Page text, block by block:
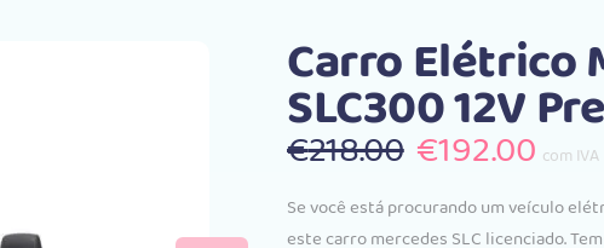
Carro Elétrico
SLC300 12V
€218.00 O
original
€192.00O
com IVA
Se você está procurando um veículo
este carro mercedes SLC licenciado.